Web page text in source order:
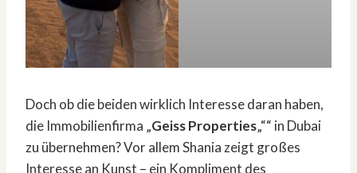
Doch ob die beiden wirklich Interesse daran haben,
die Immobilienfirma „Geiss Properties„““ in Dubai
zu übernehmen? Vor allem Shania zeigt großes
Interesse an Kunst – ein Kompliment des